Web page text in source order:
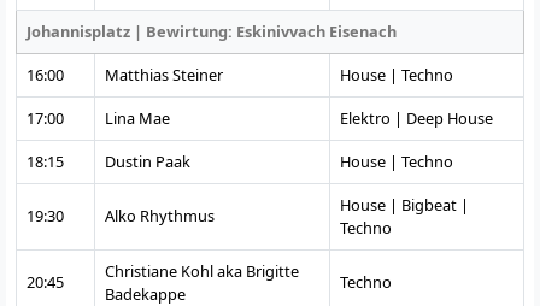
Johannisplatz | Bewirtung: Eskinivvach Eisenach
16:00
Matthias Steiner
House | Techno
17:00
Lina Mae
Elektro | Deep House
18:15
Dustin Paak House | Techno
19:30 Alko Rhythmus
House | Bigbeat |
Techno
20:45
Christiane Kohl aka Brigitte
Badekappe
Techno